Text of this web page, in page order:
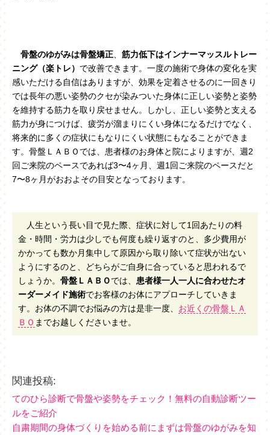
骨盤のゆがみは骨盤矯正
筋力低下はインナーマッスルトレー
ニング（楽トレ） で改善できます。一度の施術で身体の変化を実
感いただける自信はありますが、効果を定着させるのに一回きり
では長年の悪い姿勢のクセが染みついた身体に正しい姿勢と姿勢
を維持する筋力を取り戻せません。しかし、正しい姿勢と支える
筋力が身につけば、疲労が溜まりにくい身体になるだけでなく、
将来的に多くの症状にもなりにくい状態にもなることができま
す。骨盤ＬＡＢＯでは、患者様のお身体と院によりますが、週2
回ご来院のペースであれば3〜4ヶ月、週1回ご来院のペースだと
7〜8ヶ月がおおよその目安となっております。
人生という長い目で見た際、症状に対して1回あたりの料
金・時間・労力は少しでも何度も繰り返すのと、多少費用が
かかっても数か月集中して原因から取り除いて症状が出ない
ようにするのと、どちらがご自身に合っていると思われるで
しょうか。 骨盤ＬＡＢＯでは、 患者様一人一人に合わせたオ
ーダーメイド施術でお客様のお体にアプローチしていきま
す。お体の不調でお悩みの方は是非一度、 お近くの骨盤ＬＡ
ＢＯ までお越しくださいませ。
関連投稿:
てのひら診断で骨盤や姿勢をチェック！無料の自動診断ツー
ルをご紹介
自粛期間の身体づくりを始める前にまずは骨盤のゆがみを知